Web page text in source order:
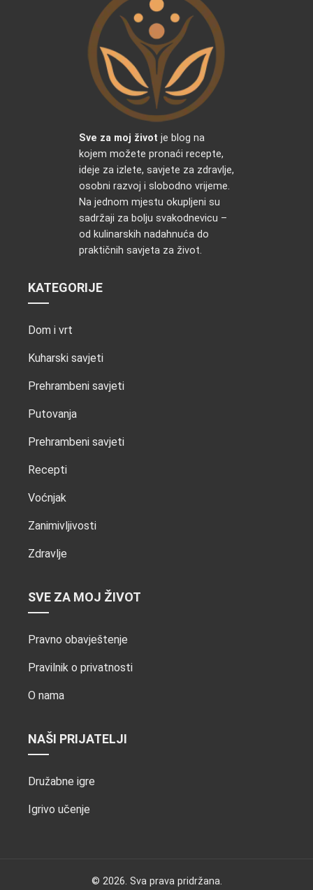
Sve za moj život je blog na
kojem možete pronaći recepte,
ideje za izlete, savjete za zdravlje,
osobni razvoj i slobodno vrijeme.
Na jednom mjestu okupljeni su
sadržaji za bolju svakodnevicu –
od kulinarskih nadahnuća do
praktičnih savjeta za život.
KATEGORIJE
Dom i vrt
Kuharski savjeti
Prehrambeni savjeti
Putovanja
Prehrambeni savjeti
Recepti
Voćnjak
Zanimivljivosti
Zdravlje
SVE ZA MOJ ŽIVOT
Pravno obavještenje
Pravilnik o privatnosti
O nama
NAŠI PRIJATELJI
Družabne igre
Igrivo učenje
© 2026. Sva prava pridržana.